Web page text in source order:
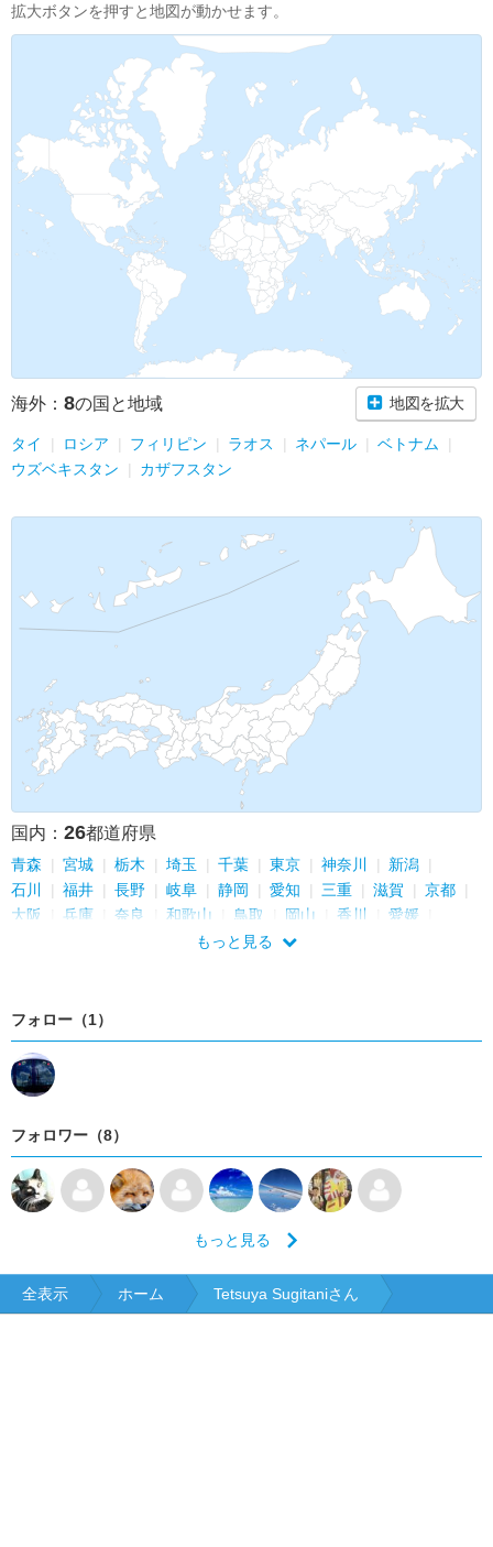
拡大ボタンを押すと地図が動かせます。
海外： 8の国と地域 地図を拡大
タイ ロシア フィリピン ラオス ネパール
ベトナム
ウズベキスタン
カザフスタン
国内： 26都道府県
青森 宮城 栃木 埼玉 千葉 東京 神奈川
新潟
石川
福井 長野 岐阜 静岡 愛知 三重 滋賀
京都
大阪
兵庫 奈良 和歌山 鳥取 岡山 香川
愛媛
もっと見る
フォロー（1）
フォロワー（8）
もっと見る
全表示 ホーム Tetsuya Sugitaniさん